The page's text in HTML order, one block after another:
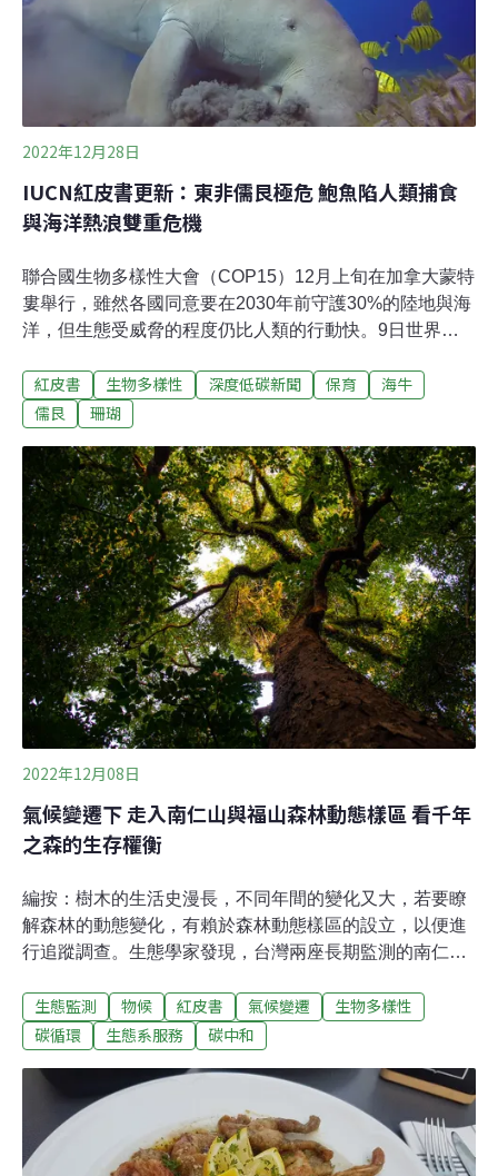
次初審會議中，環委質疑業者所做評估多針對全區，實際
開發的範圍卻說明不清，要求刪除後期開發區以避免爭
議。今日環保署召開「苗栗離岸風力發電廠興建計畫環境
影響說明書」專案小組第2次初審會議，業者決定刪除後
期開發區，範圍調整後最多可設20座風機、單機容量
11~21MW，總裝置容量不超過32
2022年12月28日
IUCN紅皮書更新：東非儒艮極危 鮑魚陷人類捕食
與海洋熱浪雙重危機
聯合國生物多樣性大會（COP15）12月上旬在加拿大蒙特
婁舉行，雖然各國同意要在2030年前守護30%的陸地與海
洋，但生態受威脅的程度仍比人類的行動快。9日世界自
的草食性哺乳類動物儒艮、44%的鮑魚物種、柱狀珊瑚面
臨的滅絕危機。捕撈、氣候、疾病 海洋生物受多重威脅
現狀最完整的名錄。名錄依物種瀕臨滅絕風險、是否已滅
絕等分成九個等級。其中，生存受威脅的等級共三個，分
別是「易危」（VU）、「瀕危」（EN）及最嚴重的「極
危」（CR）。紅皮書涵蓋的15萬388種物種中，有4萬
2108種處於受脅狀態。海洋物種常受到過度捕撈、海洋污
染、氣候變遷、疾病的影響。在1萬7903種海洋動植物
中，有超過1550種面臨滅絕風險，當中有41%受到氣候變
遷衝擊。儒艮：東非成年個體低於250頭儒艮雖然在全球
尺度為
紅皮書 生物多樣性 深度低碳新聞 保育
海牛
儒艮
珊瑚
2022年12月08日
氣候變遷下 走入南仁山與福山森林動態樣區 看千年
之森的生存權衡
編按：樹木的生活史漫長，不同年間的變化又大，若要瞭
解森林的動態變化，有賴於森林動態樣區的設立，以便進
行追蹤調查。生態學家發現，台灣兩座長期監測的南仁山
下，前者是極危與瀕危樹種的家，後者則能見樹木的「斷
尾求生」。而近年在氣候變遷的影響之下，森林悄悄地改
50%已知物種的棲息地。森林除了提供食物、藥物、燃料
等諸多生態系服務，亦在碳、氮等生物地質化學循環中扮
演著關鍵的角色。森林儲存了全球大約50%的碳，每年吸
收約1/4因人為活動產生的碳排放。工業革命後，全球溫室
生態監測 物候 紅皮書 氣候變遷
生物多樣性
碳循環
生態系服務 碳中和